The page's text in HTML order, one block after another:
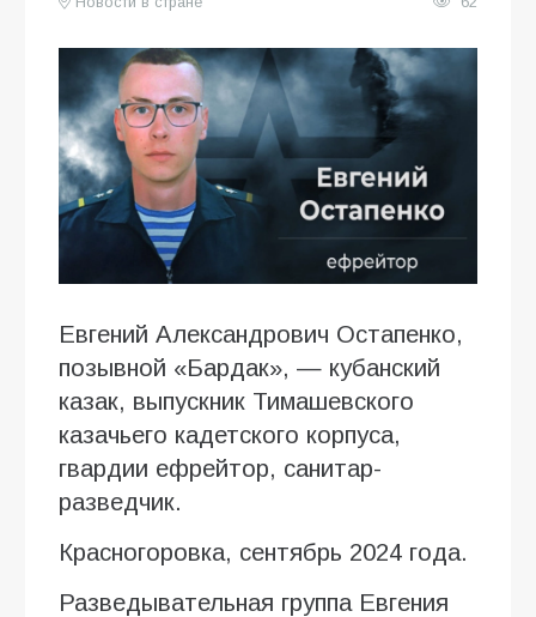
Евгений Александрович Остапенко,
позывной «Бардак», — кубанский
казак, выпускник Тимашевского
казачьего кадетского корпуса,
гвардии ефрейтор, санитар-
разведчик.
Красногоровка, сентябрь 2024 года.
Разведывательная группа Евгения